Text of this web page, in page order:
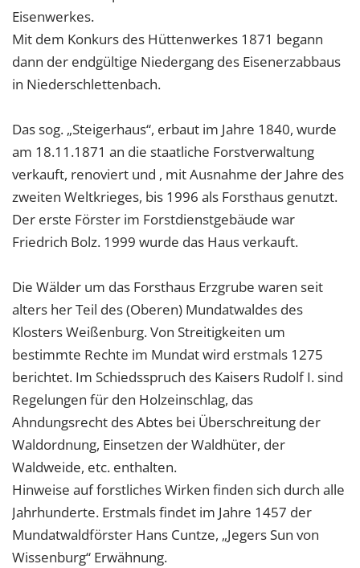
Eisenwerkes.
Mit dem Konkurs des Hüttenwerkes 1871 begann
dann der endgültige Niedergang des Eisenerzabbaus
in Niederschlettenbach.
Das sog. „Steigerhaus“, erbaut im Jahre 1840, wurde
am 18.11.1871 an die staatliche Forstverwaltung
verkauft, renoviert und , mit Ausnahme der Jahre des
zweiten Weltkrieges, bis 1996 als Forsthaus genutzt.
Der erste Förster im Forstdienstgebäude war
Friedrich Bolz. 1999 wurde das Haus verkauft.
Die Wälder um das Forsthaus Erzgrube waren seit
alters her Teil des (Oberen) Mundatwaldes des
Klosters Weißenburg. Von Streitigkeiten um
bestimmte Rechte im Mundat wird erstmals 1275
berichtet. Im Schiedsspruch des Kaisers Rudolf I. sind
Regelungen für den Holzeinschlag, das
Ahndungsrecht des Abtes bei Überschreitung der
Waldordnung, Einsetzen der Waldhüter, der
Waldweide, etc. enthalten.
Hinweise auf forstliches Wirken finden sich durch alle
Jahrhunderte. Erstmals findet im Jahre 1457 der
Mundatwaldförster Hans Cuntze, „Jegers Sun von
Wissenburg“ Erwähnung.